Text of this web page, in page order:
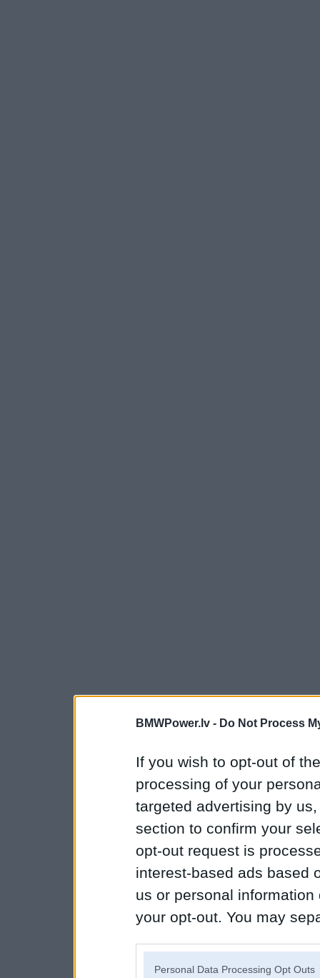
BMWPower.lv - Do Not Process
If you wish to opt-out of
processing of your
targeted advertising by
section to confirm your
opt-out request is
interest-based ads based
us or personal
your opt-out. You may
Personal Data Processing Opt Outs